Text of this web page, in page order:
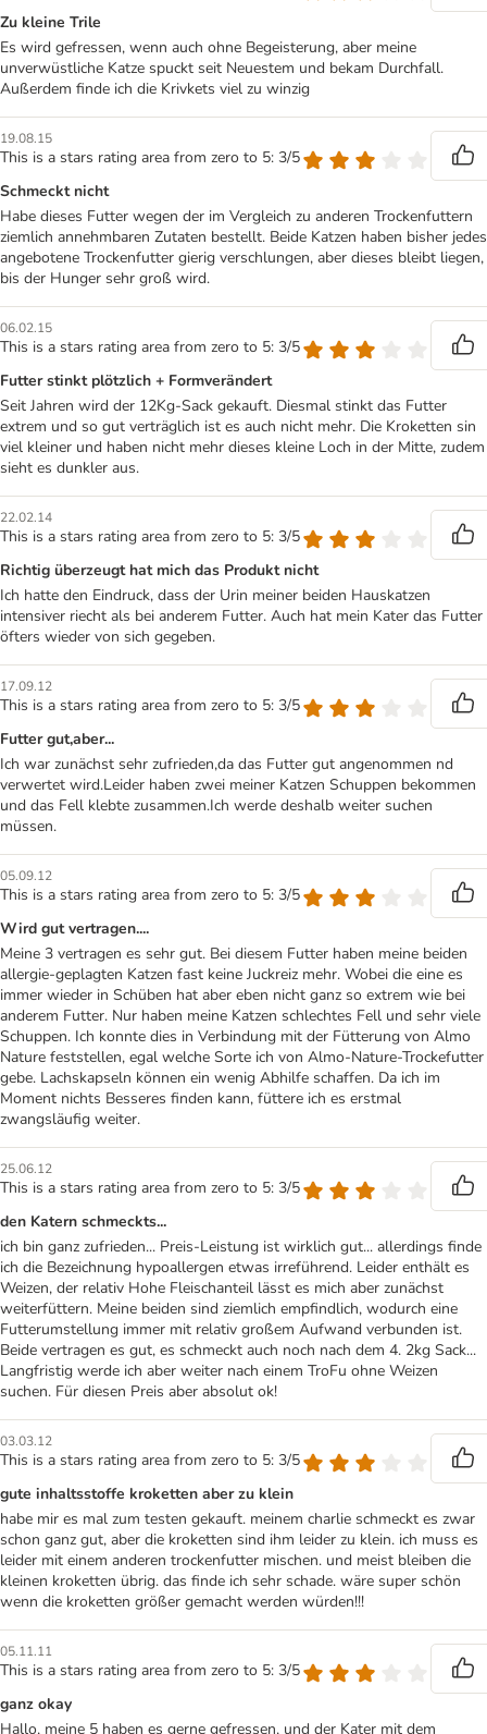
Zu kleine Trile
Es wird gefressen, wenn auch ohne Begeisterung, aber meine
unverwüstliche Katze spuckt seit Neuestem und bekam Durchfall.
Außerdem finde ich die Krivkets viel zu winzig
19.08.15
This is a stars rating area from zero to 5: 3/5
Schmeckt nicht
Habe dieses Futter wegen der im Vergleich zu anderen Trockenfuttern
ziemlich annehmbaren Zutaten bestellt. Beide Katzen haben bisher jedes
angebotene Trockenfutter gierig verschlungen, aber dieses bleibt liegen,
bis der Hunger sehr groß wird.
06.02.15
This is a stars rating area from zero to 5: 3/5
Futter stinkt plötzlich + Formverändert
Seit Jahren wird der 12Kg-Sack gekauft. Diesmal stinkt das Futter
extrem und so gut verträglich ist es auch nicht mehr. Die Kroketten sin
viel kleiner und haben nicht mehr dieses kleine Loch in der Mitte, zudem
sieht es dunkler aus.
22.02.14
This is a stars rating area from zero to 5: 3/5
Richtig überzeugt hat mich das Produkt nicht
Ich hatte den Eindruck, dass der Urin meiner beiden Hauskatzen
intensiver riecht als bei anderem Futter. Auch hat mein Kater das Futter
öfters wieder von sich gegeben.
17.09.12
This is a stars rating area from zero to 5: 3/5
Futter gut,aber...
Ich war zunächst sehr zufrieden,da das Futter gut angenommen nd
verwertet wird.Leider haben zwei meiner Katzen Schuppen bekommen
und das Fell klebte zusammen.Ich werde deshalb weiter suchen
müssen.
05.09.12
This is a stars rating area from zero to 5: 3/5
Wird gut vertragen....
Meine 3 vertragen es sehr gut. Bei diesem Futter haben meine beiden
allergie-geplagten Katzen fast keine Juckreiz mehr. Wobei die eine es
immer wieder in Schüben hat aber eben nicht ganz so extrem wie bei
anderem Futter. Nur haben meine Katzen schlechtes Fell und sehr viele
Schuppen. Ich konnte dies in Verbindung mit der Fütterung von Almo
Nature feststellen, egal welche Sorte ich von Almo-Nature-Trockefutter
gebe. Lachskapseln können ein wenig Abhilfe schaffen. Da ich im
Moment nichts Besseres finden kann, füttere ich es erstmal
zwangsläufig weiter.
25.06.12
This is a stars rating area from zero to 5: 3/5
den Katern schmeckts...
ich bin ganz zufrieden... Preis-Leistung ist wirklich gut... allerdings finde
ich die Bezeichnung hypoallergen etwas irreführend. Leider enthält es
Weizen, der relativ Hohe Fleischanteil lässt es mich aber zunächst
weiterfüttern. Meine beiden sind ziemlich empfindlich, wodurch eine
Futterumstellung immer mit relativ großem Aufwand verbunden ist.
Beide vertragen es gut, es schmeckt auch noch nach dem 4. 2kg Sack...
Langfristig werde ich aber weiter nach einem TroFu ohne Weizen
suchen. Für diesen Preis aber absolut ok!
03.03.12
This is a stars rating area from zero to 5: 3/5
gute inhaltsstoffe kroketten aber zu klein
habe mir es mal zum testen gekauft. meinem charlie schmeckt es zwar
schon ganz gut, aber die kroketten sind ihm leider zu klein. ich muss es
leider mit einem anderen trockenfutter mischen. und meist bleiben die
kleinen kroketten übrig. das finde ich sehr schade. wäre super schön
wenn die kroketten größer gemacht werden würden!!!
05.11.11
This is a stars rating area from zero to 5: 3/5
ganz okay
Hallo, meine 5 haben es gerne gefressen, und der Kater mit dem